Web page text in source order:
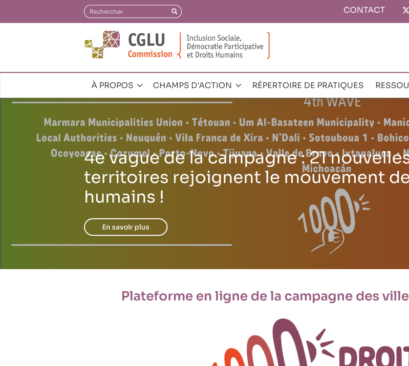
Top
CONTACT
Rechercher Rechercher
Navegación
principal
À PROPOS CHAMPS D'ACTION RÉPERTOIRE DE PRATIQUES
Le CGLU lance et adopte la Nouvelle
Agenda Mondiale des Droits Humains
Ville lors du Congrès Mondial de CGLU
En savoir plus
Plateforme en ligne de la campagne des